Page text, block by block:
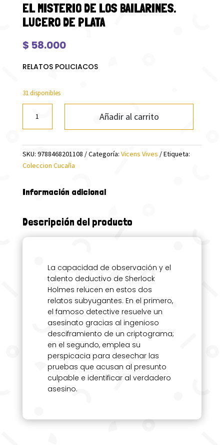
EL MISTERIO DE LOS BAILARINES.
LUCERO DE PLATA
$ 58.000
RELATOS POLICIACOS
31 disponibles
MISTERIO
DE
LOS
BAILARINES.
LUCERO
PLATA
Añadir al carrito
SKU: 9788468201108 Categoría: Vicens Vives
Etiqueta:
Coleccion Cucaña
Información adicional
Descripción del producto
La capacidad de observación y el
talento deductivo de Sherlock
Holmes relucen en estos dos
relatos subyugantes. En el primero,
el famoso detective resuelve un
asesinato gracias al ingenioso
desciframiento de un criptograma;
en el segundo, emplea su
perspicacia para desechar las
pruebas que acusan al presunto
culpable e identificar al verdadero
asesino.